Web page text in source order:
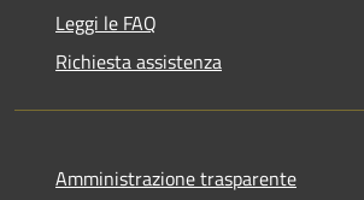
Leggi le FAQ
Richiesta assistenza
Amministrazione trasparente